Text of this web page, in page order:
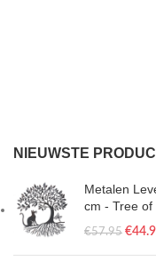
NIEUWSTE
Metalen
cm - Tree of
€57.95 €